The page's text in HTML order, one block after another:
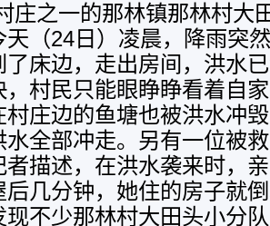
庄之一的那林镇那林村大
天（24日）凌晨，降雨突
了床边，走出房间，洪水
，村民只能眼睁睁看着自
村庄边的鱼塘也被洪水冲
水全部冲走。另有一位被
者描述，在洪水袭来时，
后几分钟，她住的房子就
现不少那林村大田头小分